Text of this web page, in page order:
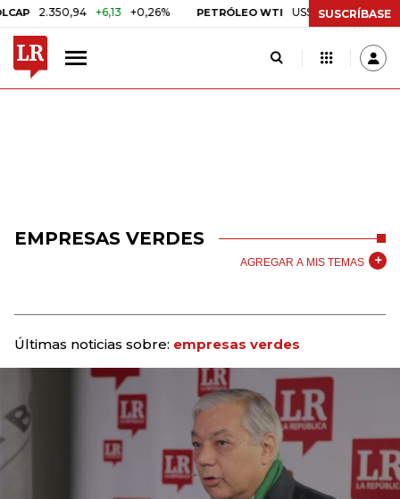
2.350,94 +6,13 +0,26% PETRÓLEO WTI US$ 78,01 US$ 2,92
SUSCRÍBASE
EMPRESAS VERDES
AGREGAR A MIS TEMAS
Últimas noticias sobre: empresas verdes